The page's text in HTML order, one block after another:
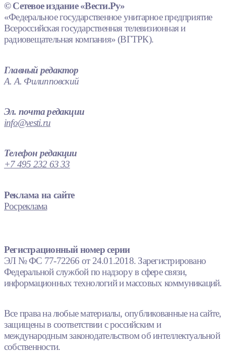
© Сетевое издание «Вести.Ру»
«Федеральное государственное унитарное предприятие
Всероссийская государственная телевизионная и
радиовещательная компания» (ВГТРК).
Главный редактор
А. А. Филипповский
Эл. почта редакции
info@vesti.ru
Телефон редакции
+7 495 232 63 33
Реклама на сайте
Росреклама
Регистрационный номер серии
ЭЛ № ФС 77-72266 от 24.01.2018. Зарегистрировано
Федеральной службой по надзору в сфере связи,
информационных технологий и массовых коммуникаций.
Все права на любые материалы, опубликованные на сайте,
защищены в соответствии с российским и
международным законодательством об интеллектуальной
собственности.